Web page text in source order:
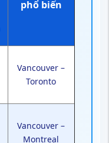
phổ biến
Vancouver –
Toronto
Vancouver –
Montreal